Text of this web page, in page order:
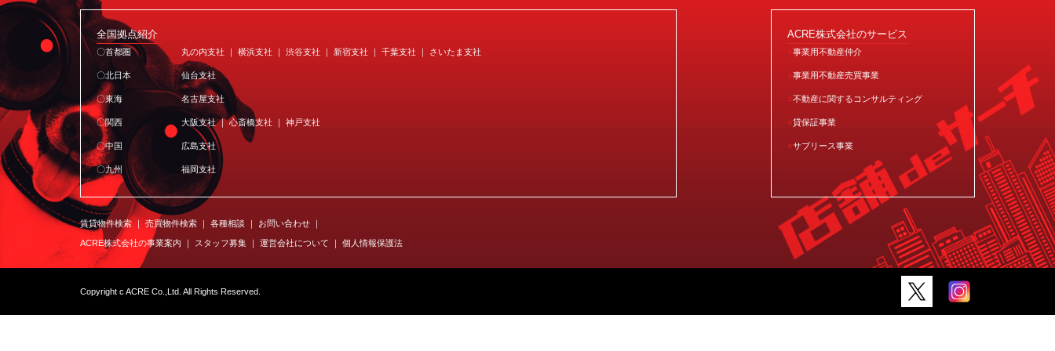
全国拠点紹介
〇首都圏 丸の内支社 ｜ 横浜支社 ｜ 渋谷支社 ｜ 新宿支社 ｜ 千葉支社 ｜ さいたま支社
〇北日本 仙台支社
〇東海 名古屋支社
〇関西 大阪支社 ｜ 心斎橋支社 ｜ 神戸支社
〇中国 広島支社
〇九州 福岡支社
ACRE株式会社のサービス
事業用不動産仲介
事業用不動産売買事業
不動産に関するコンサルティング
貸保証事業
サブリース事業
賃貸物件検索 売買物件検索 各種相談 お問い合わせ
ACRE株式会社の事業案内 スタッフ募集 運営会社について 個人情報保護法
Copyright c ACRE Co.,Ltd. All Rights Reserved.